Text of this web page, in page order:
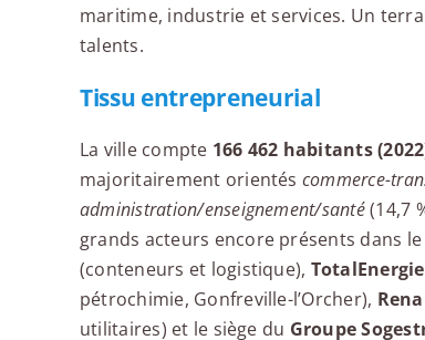
maritime, industrie et services. Un
talents.
Tissu entrepreneurial
La ville compte 166 462 habitants
majoritairement orientés commerce-
administration/enseignement/santé(14,7
grands acteurs encore présents dans
(conteneurs et logistique),
pétrochimie, Gonfreville-l’Orcher),
utilitaires) et le siège du Groupe